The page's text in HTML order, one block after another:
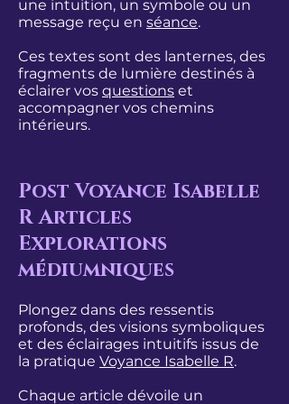
une intuition, un symbole ou un
message reçu en séance.
Ces textes sont des lanternes, des
fragments de lumière destinés à
éclairer vos questions et
accompagner vos chemins
intérieurs.
Post Voyance Isabelle
R Articles
Explorations
médiumniques
Plongez dans des ressentis
profonds, des visions symboliques
et des éclairages intuitifs issus de
la pratique Voyance Isabelle R.
Chaque article dévoile un